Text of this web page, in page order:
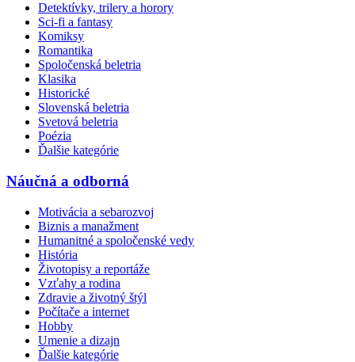
Detektívky, trilery a horory
Sci-fi a fantasy
Komiksy
Romantika
Spoločenská beletria
Klasika
Historické
Slovenská beletria
Svetová beletria
Poézia
Ďalšie kategórie
Náučná a odborná
Motivácia a sebarozvoj
Biznis a manažment
Humanitné a spoločenské vedy
História
Životopisy a reportáže
Vzťahy a rodina
Zdravie a životný štýl
Počítače a internet
Hobby
Umenie a dizajn
Ďalšie kategórie